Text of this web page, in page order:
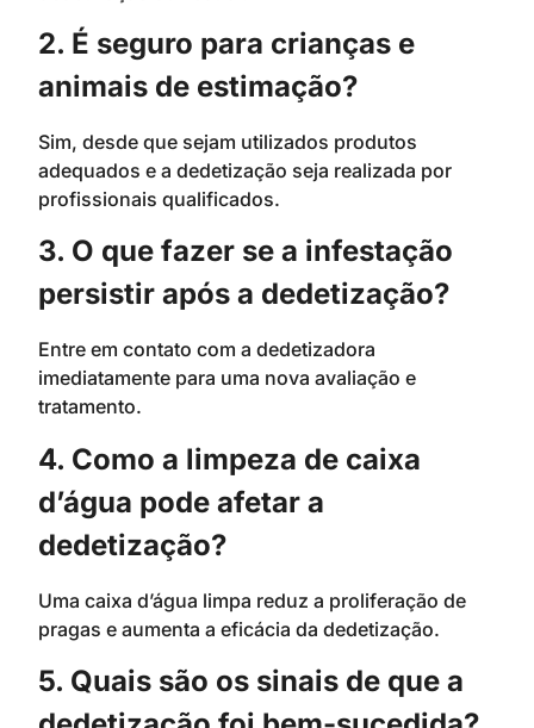
2. É seguro para crianças e
animais de estimação?
Sim, desde que sejam utilizados produtos
adequados e a dedetização seja realizada por
profissionais qualificados.
3. O que fazer se a infestação
persistir após a dedetização?
Entre em contato com a dedetizadora
imediatamente para uma nova avaliação e
tratamento.
4. Como a limpeza de caixa
d’água pode afetar a
dedetização?
Uma caixa d’água limpa reduz a proliferação de
pragas e aumenta a eficácia da dedetização.
5. Quais são os sinais de que a